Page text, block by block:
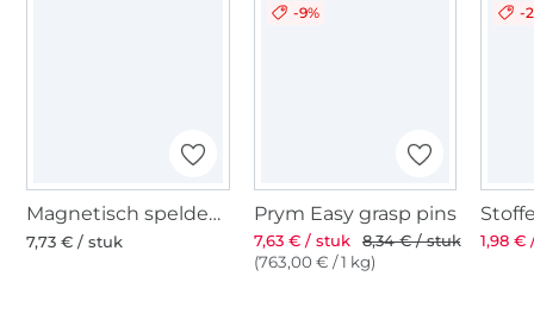
Magnetisch speldenkussen
7,73 € / stuk
-9%
Prym Easy grasp pins
7,63 € / stuk
8,34 € / stuk
(763,00 € / 1 kg)
-
1,98 €